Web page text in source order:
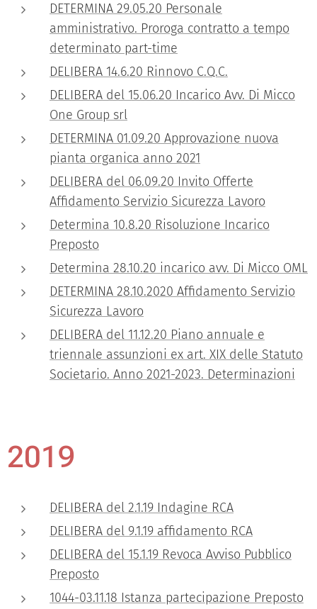
DETERMINA 29.05.20 Personale
amministrativo. Proroga contratto a tempo
determinato part-time
DELIBERA 14.6.20 Rinnovo C.Q.C.
DELIBERA del 15.06.20 Incarico Avv. Di Micco
One Group srl
DETERMINA 01.09.20 Approvazione nuova
pianta organica anno 2021
DELIBERA del 06.09.20 Invito Offerte
Affidamento Servizio Sicurezza Lavoro
Determina 10.8.20 Risoluzione Incarico
Preposto
Determina 28.10.20 incarico avv. Di Micco OML
DETERMINA 28.10.2020 Affidamento Servizio
Sicurezza Lavoro
DELIBERA del 11.12.20 Piano annuale e
triennale assunzioni ex art. XIX delle Statuto
Societario. Anno 2021-2023. Determinazioni
2019
DELIBERA del 2.1.19 Indagine RCA
DELIBERA del 9.1.19 affidamento RCA
DELIBERA del 15.1.19 Revoca Avviso Pubblico
Preposto
1044-03.11.18 Istanza partecipazione Preposto